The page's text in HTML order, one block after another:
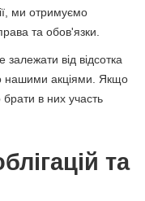
ми отримуємо
та обов'язки.
від відсотка
нашими акціями. Якщо
в них участь
та